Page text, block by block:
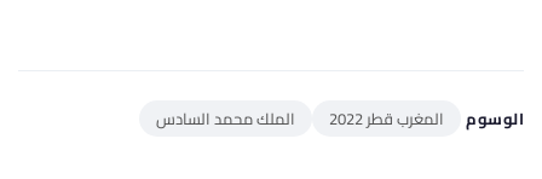
الوسوم المغرب قطر 2022 الملك محمد السادس